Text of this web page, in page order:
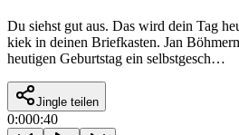
Du siehst gut aus. Das wird dein Tag
kiek in deinen Briefkasten. Jan
heutigen Geburtstag ein selbstgesch…
Jingle teilen
0:000:40